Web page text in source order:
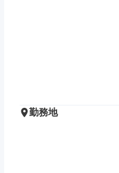
勤務地